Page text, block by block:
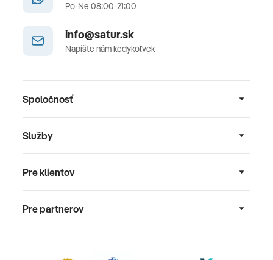
Po-Ne 08:00-21:00
info@satur.sk
Napíšte nám kedykoľvek
Spoločnosť
Služby
Pre klientov
Pre partnerov